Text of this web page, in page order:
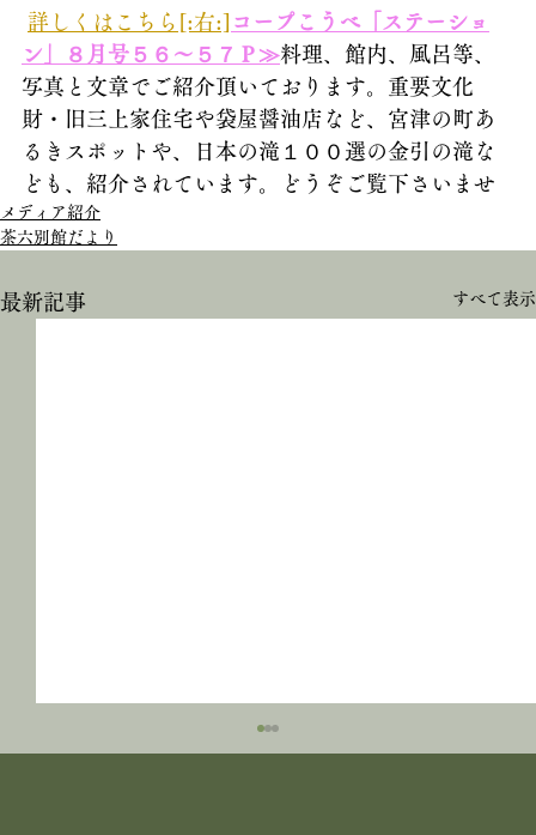
詳しくはこちら[:右:] コープこうべ「ステーショ
ン」８月号５６～５７Ｐ≫料理、館内、風呂等、
写真と文章でご紹介頂いております。重要文化
財・旧三上家住宅や袋屋醤油店など、宮津の町あ
るきスポットや、日本の滝１００選の金引の滝な
ども、紹介されています。どうぞご覧下さいませ
メディア紹介
茶六別館だより
最新記事 すべて表示